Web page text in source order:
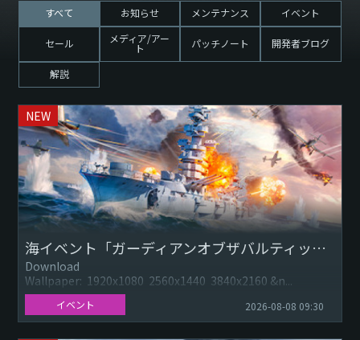
すべて お知らせ メンテナンス イベント
セール メディア/アー
ト パッチノート 開発者ブログ
解説
NEW
海イベント「ガーディアンオブザバルティックシー（Guardian of the Baltic Sea）」：オクチャーブリスカヤ・レヴォリューツィヤ
Download
Wallpaper: 1920x1080 2560x1440 3840x2160 &n...
イベント 2026-08-08 09:30